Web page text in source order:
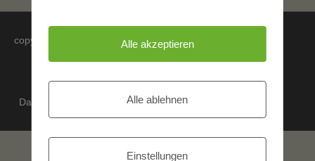
copyright 2024 by Mireille Jautz © All rights reserved.
Datenschutzerklärung Impressum
Alle akzeptieren
Alle ablehnen
Einstellungen